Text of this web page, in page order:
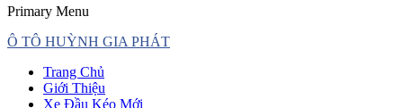
Primary Menu
Ô TÔ HUỲNH GIA PHÁT
Trang Chủ
Giới Thiệu
Xe Đầu Kéo Mới